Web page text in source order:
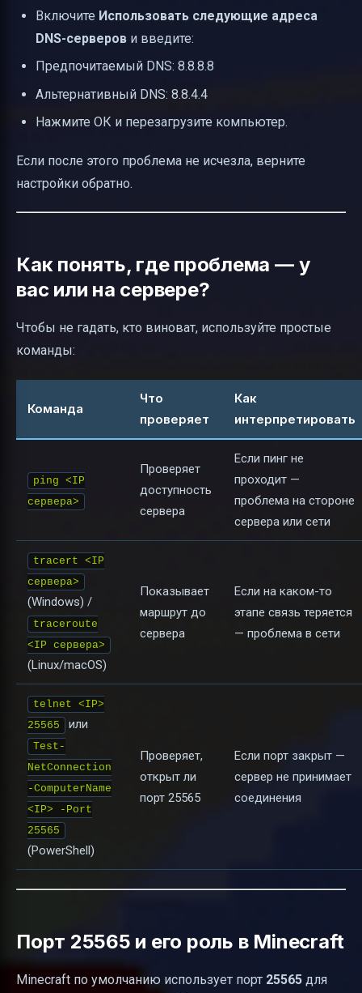
Включите Использовать следующие адреса
DNS-серверов и введите:
Предпочитаемый DNS: 8.8.8.8
Альтернативный DNS: 8.8.4.4
Нажмите ОК и перезагрузите компьютер.
Если после этого проблема не исчезла, верните
настройки обратно.
Как понять, где проблема — у
вас или на сервере?
Чтобы не гадать, кто виноват, используйте простые
команды:
Команда
Что
проверяет
Как
интерпретировать
ping <IP
сервера>
Проверяет
доступность
сервера
Если пинг не
проходит —
проблема на стороне
сервера или сети
tracert <IP
сервера>
(Windows) /
traceroute
<IP сервера>
(Linux/macOS)
Показывает
маршрут до
сервера
Если на каком-то
этапе связь теряется
— проблема в сети
telnet <IP>
25565
или
Test-
NetConnection
-ComputerName
<IP> -Port
25565
(PowerShell)
Проверяет,
открыт ли
порт 25565
Если порт закрыт —
сервер не принимает
соединения
Порт 25565 и его роль в Minecraft
Minecraft по умолчанию использует порт 25565 для